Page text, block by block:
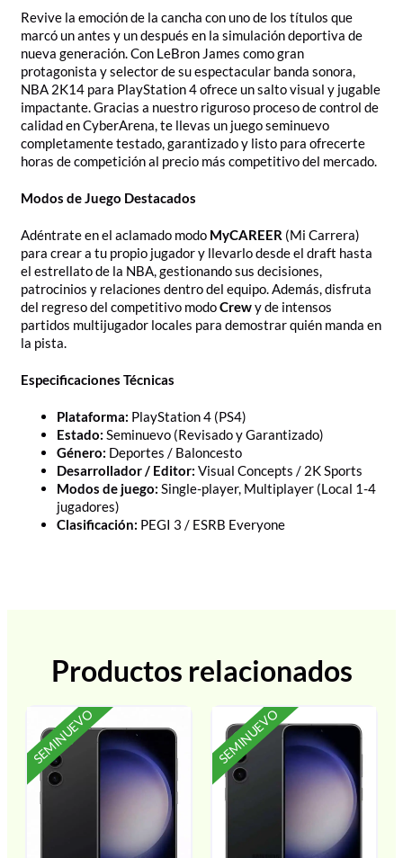
Revive la emoción de la cancha con uno de los títulos que
marcó un antes y un después en la simulación deportiva de
nueva generación. Con LeBron James como gran
protagonista y selector de su espectacular banda sonora,
NBA 2K14 para PlayStation 4 ofrece un salto visual y jugable
impactante. Gracias a nuestro riguroso proceso de control de
calidad en CyberArena, te llevas un juego seminuevo
completamente testado, garantizado y listo para ofrecerte
horas de competición al precio más competitivo del mercado.
Modos de Juego Destacados
Adéntrate en el aclamado modo MyCAREER (Mi Carrera)
para crear a tu propio jugador y llevarlo desde el draft hasta
el estrellato de la NBA, gestionando sus decisiones,
patrocinios y relaciones dentro del equipo. Además, disfruta
del regreso del competitivo modoCrewy de intensos
partidos multijugador locales para demostrar quién manda en
la pista.
Especificaciones Técnicas
Plataforma: PlayStation 4 (PS4)
Estado: Seminuevo (Revisado y Garantizado)
Género: Deportes / Baloncesto
Desarrollador / Editor: Visual Concepts / 2K Sports
Modos de juego: Single-player, Multiplayer (Local 1-4
jugadores)
Clasificación: PEGI 3 / ESRB Everyone
Productos relacionados
SEMINUEVO SEMINUEVO